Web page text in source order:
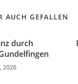
AUCH GEFALLEN
durch
2026